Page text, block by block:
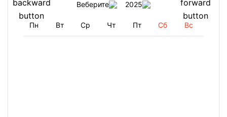
Веберите 2025
Пн Вт Ср Чт Пт Сб Вс